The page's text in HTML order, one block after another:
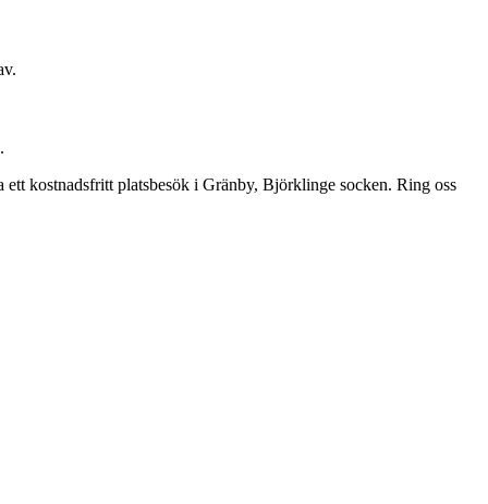
kostnadsfritt platsbesök i Gränby, Björklinge socken. Ring oss